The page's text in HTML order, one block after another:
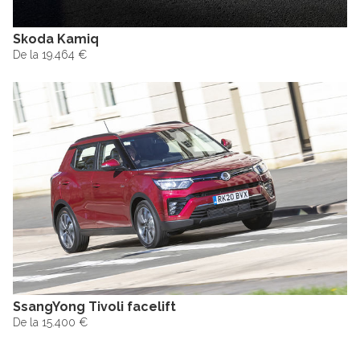
Skoda Kamiq
De la 19.464 €
SsangYong Tivoli facelift
De la 15.400 €